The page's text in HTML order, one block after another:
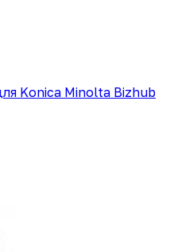
Konica Minolta Bizhub